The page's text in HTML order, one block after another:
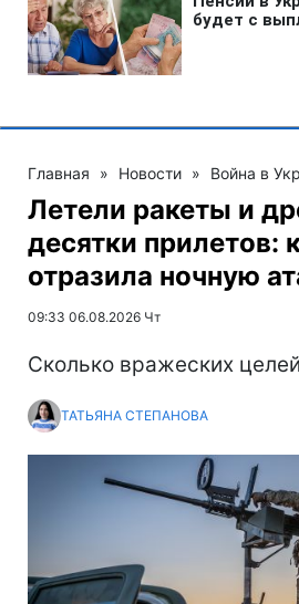
Главная » Новости » Война в
Летели ракеты и
десятки прилетов:
отразила ночную
09:33 06.08.2026 Чт
Сколько вражеских
ТАТЬЯНА СТЕПАНОВА